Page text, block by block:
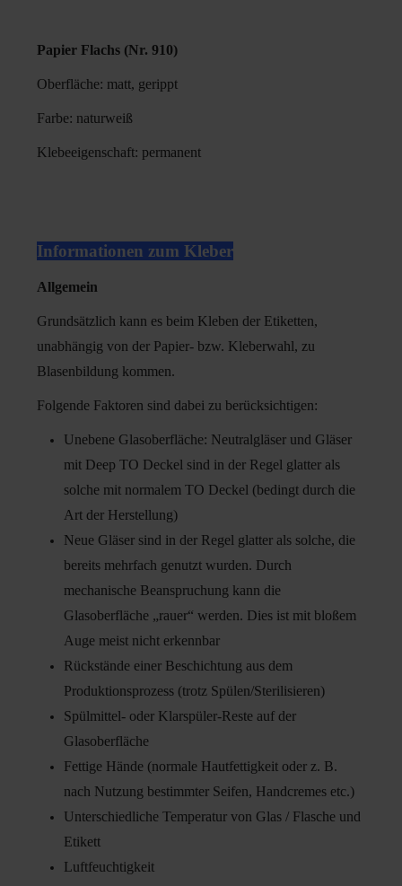
Papier Flachs (Nr. 910)
Oberfläche: matt, gerippt
Farbe: naturweiß
Klebeeigenschaft: permanent
Informationen zum Kleber
Allgemein
Grundsätzlich kann es beim Kleben der Etiketten,
unabhängig von der Papier- bzw. Kleberwahl, zu
Blasenbildung kommen.
Folgende Faktoren sind dabei zu berücksichtigen:
Unebene Glasoberfläche: Neutralgläser und Gläser
mit Deep TO Deckel sind in der Regel glatter als
solche mit normalem TO Deckel (bedingt durch die
Art der Herstellung)
Neue Gläser sind in der Regel glatter als solche, die
bereits mehrfach genutzt wurden. Durch
mechanische Beanspruchung kann die
Glasoberfläche „rauer“ werden. Dies ist mit bloßem
Auge meist nicht erkennbar
Rückstände einer Beschichtung aus dem
Produktionsprozess (trotz Spülen/Sterilisieren)
Spülmittel- oder Klarspüler-Reste auf der
Glasoberfläche
Fettige Hände (normale Hautfettigkeit oder z. B.
nach Nutzung bestimmter Seifen, Handcremes etc.)
Unterschiedliche Temperatur von Glas / Flasche und
Etikett
Luftfeuchtigkeit